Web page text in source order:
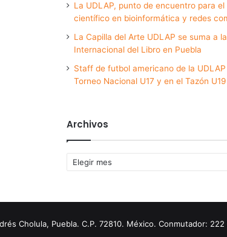
La UDLAP, punto de encuentro para
científico en bioinformática y redes
La Capilla del Arte UDLAP se suma a
Internacional del Libro en Puebla
Staff de futbol americano de la
Torneo Nacional U17 y en el Tazón U19
Archivos
Archivos
Cholula, Puebla. C.P. 72810. México. Conmutador: 222